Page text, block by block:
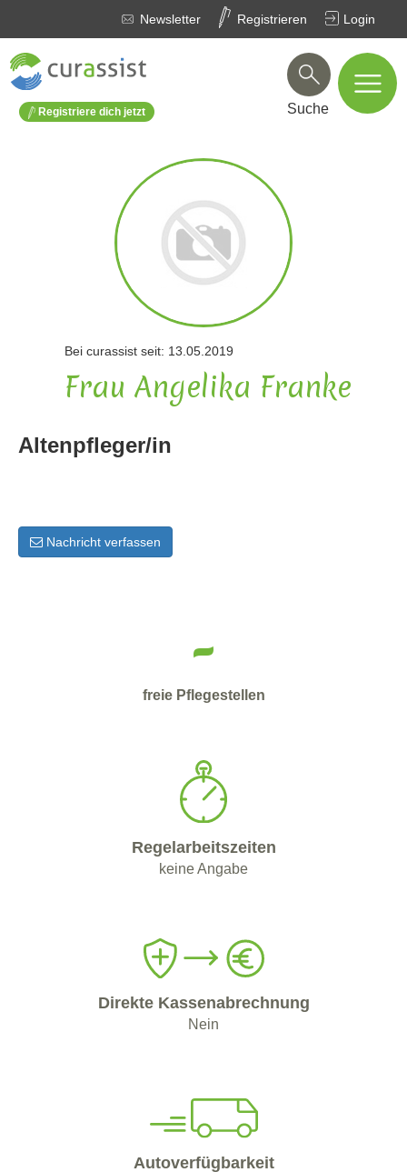
Login
Registrieren
Newsletter
Registriere dich jetzt Suche
Bei curassist seit: 13.05.2019
Frau Angelika Franke
Altenpfleger/in
Nachricht verfassen
-
freie Pflegestellen
Regelarbeitszeiten
keine Angabe
Direkte Kassenabrechnung
Nein
Autoverfügbarkeit